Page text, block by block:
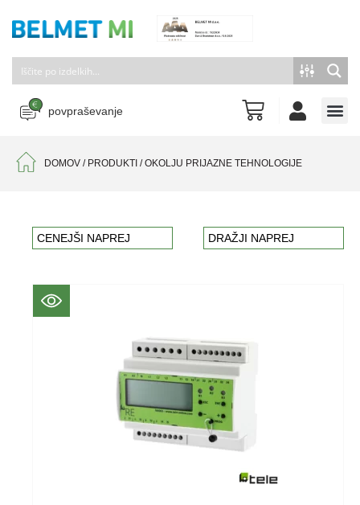
povpraševanje
DOMOV / PRODUKTI /OKOLJU PRIJAZNE TEHNOLOGIJE
CENEJŠI NAPREJ DRAŽJI NAPREJ